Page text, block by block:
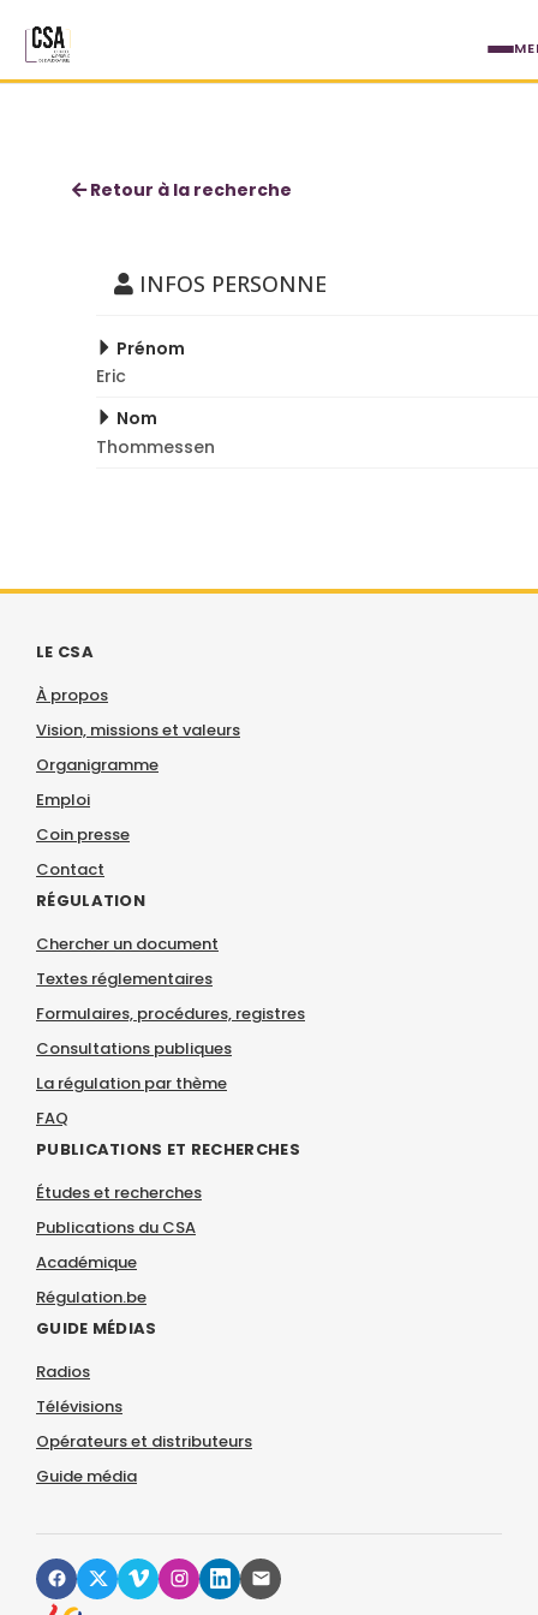
Eric Thommessen
Retour à la recherche
INFOS PERSONNE
Prénom
Eric
Nom
Thommessen
LE CSA
À propos
Vision, missions et valeurs
Organigramme
Emploi
Coin presse
Contact
RÉGULATION
Chercher un document
Textes réglementaires
Formulaires, procédures, registres
Consultations publiques
La régulation par thème
FAQ
PUBLICATIONS ET RECHERCHES
Études et recherches
Publications du CSA
Académique
Régulation.be
GUIDE MÉDIAS
Radios
Télévisions
Opérateurs et distributeurs
Guide média